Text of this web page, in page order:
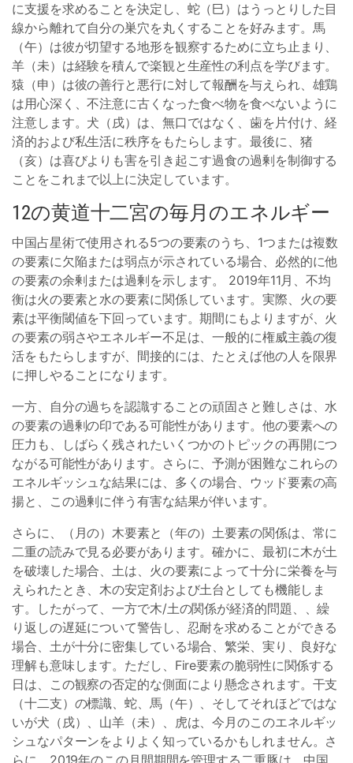
に支援を求めることを決定し、蛇（巳）はうっとりした目
線から離れて自分の巣穴を丸くすることを好みます。馬
（午）は彼が切望する地形を観察するために立ち止まり、
羊（未）は経験を積んで楽観と生産性の利点を学びます。
猿（申）は彼の善行と悪行に対して報酬を与えられ、雄鶏
は用心深く、不注意に古くなった食べ物を食べないように
注意します。犬（戌）は、無口ではなく、歯を片付け、経
済的および私生活に秩序をもたらします。最後に、猪
（亥）は喜びよりも害を引き起こす過食の過剰を制御する
ことをこれまで以上に決定しています。
12の黄道十二宮の毎月のエネルギー
中国占星術で使用される5つの要素のうち、1つまたは複数
の要素に欠陥または弱点が示されている場合、必然的に他
の要素の余剰または過剰を示します。 2019年11月、不均
衡は火の要素と水の要素に関係しています。実際、火の要
素は平衡閾値を下回っています。期間にもよりますが、火
の要素の弱さやエネルギー不足は、一般的に権威主義の復
活をもたらしますが、間接的には、たとえば他の人を限界
に押しやることになります。
一方、自分の過ちを認識することの頑固さと難しさは、水
の要素の過剰の印である可能性があります。他の要素への
圧力も、しばらく残されたいくつかのトピックの再開につ
ながる可能性があります。さらに、予測が困難なこれらの
エネルギッシュな結果には、多くの場合、ウッド要素の高
揚と、この過剰に伴う有害な結果が伴います。
さらに、（月の）木要素と（年の）土要素の関係は、常に
二重の読みで見る必要があります。確かに、最初に木が土
を破壊した場合、土は、火の要素によって十分に栄養を与
えられたとき、木の安定剤および土台としても機能しま
す。したがって、一方で木/土の関係が経済的問題、、繰
り返しの遅延について警告し、忍耐を求めることができる
場合、土が十分に密集している場合、繁栄、実り、良好な
理解も意味します。ただし、Fire要素の脆弱性に関係する
日は、この観察の否定的な側面により懸念されます。干支
（十二支）の標識、蛇、馬（午）、そしてそれほどではな
いが犬（戌）、山羊（未）、虎は、今月のこのエネルギッ
シュなパターンをよりよく知っているかもしれません。さ
らに、2019年のこの月間期間を管理する二重豚は、中国